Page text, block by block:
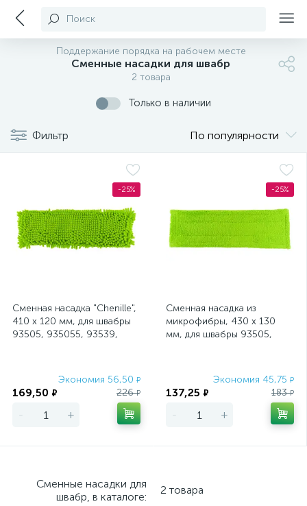
Поиск
Поддержание порядка на рабочем месте
Сменные насадки для швабр
2 товара
Только в наличии
Фильтр По популярности
-25%
Сменная насадка "Chenille",
410 x 120 мм, для швабры
93505, 935055, 93539,
Экономия 56,50 ₽
169,50 ₽ 226₽
- +
-25%
Сменная насадка из
микрофибры, 430 x 130
мм, для швабры 93505,
Экономия 45,75 ₽
137,25 ₽ 183₽
- +
Сменные насадки для
швабр, в каталоге:
2 товара